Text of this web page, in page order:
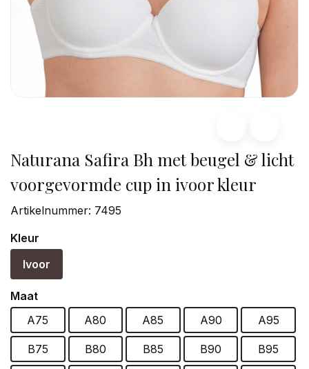
Naturana Safira Bh met beugel & licht
voorgevormde cup in ivoor kleur
Artikelnummer: 7495
Kleur
Ivoor
Maat
A75
A80 A85 A90 A95
B75 B80 B85 B90 B95